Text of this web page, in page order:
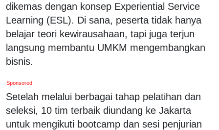
dikemas dengan konsep Experiential Service
Learning (ESL). Di sana, peserta tidak hanya
belajar teori kewirausahaan, tapi juga terjun
langsung membantu UMKM mengembangkan
bisnis.
Sponsored
Setelah melalui berbagai tahap pelatihan dan
seleksi, 10 tim terbaik diundang ke Jakarta
untuk mengikuti bootcamp dan sesi penjurian